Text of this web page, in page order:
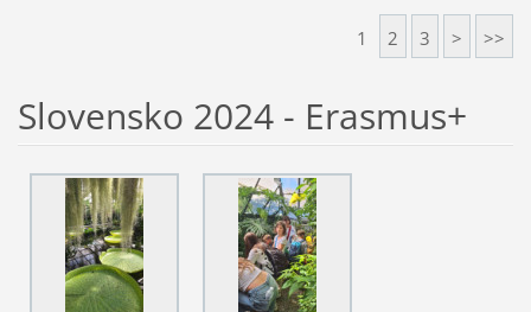
1 2 3 > >>
Slovensko 2024 - Erasmus+